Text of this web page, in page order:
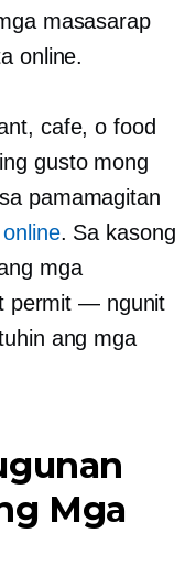
masasarap
online.
cafe, o food
gusto mong
pamamagitan
. Sa kasong
mga
permit — ngunit
ang mga
Mga